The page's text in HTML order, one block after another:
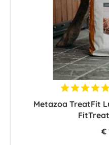
Metazoa TreatFit
€